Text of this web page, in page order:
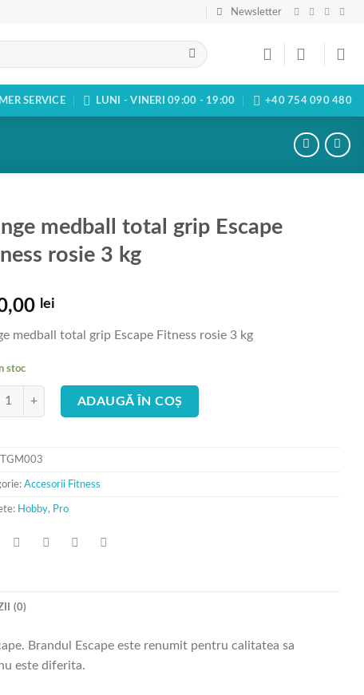
Newsletter
SERVICE LUNI - VINERI 09:00 - 19:00 +40 754 090 480
medball total grip Escape
rosie 3 kg
lei
medball total grip Escape Fitness rosie 3 kg
stoc
Minge medball total grip Escape Fitness rosie 3 kg
ADAUGĂ ÎN COȘ
TGM003
Accesorii Fitness
Hobby, Pro
(0)
Brandul Escape este renumit pentru calitatea sa
este diferita.